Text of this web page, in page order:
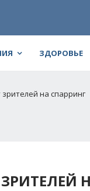
ЗДОРОВЬЕ
на спарринг